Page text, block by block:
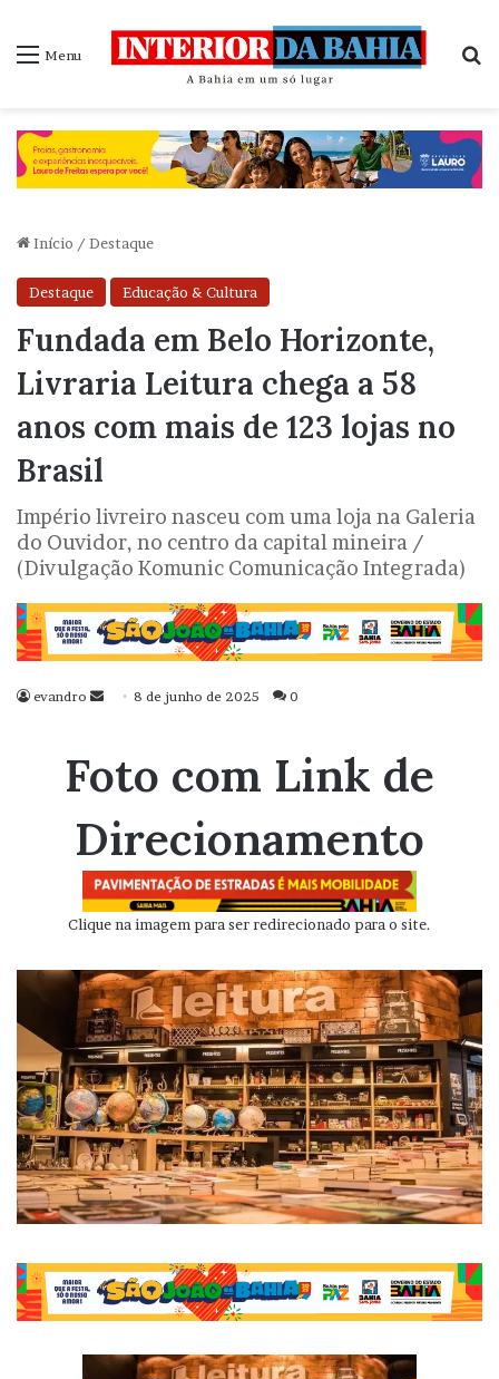
Menu
Início / Destaque
Destaque Educação & Cultura
Fundada em Belo Horizonte,
Livraria Leitura chega a 58
anos com mais de 123 lojas no
Brasil
Império livreiro nasceu com uma loja na Galeria
do Ouvidor, no centro da capital mineira /
(Divulgação Komunic Comunicação Integrada)
evandro
Mande
mail
8 de junho de 2025 0
Foto com Link de
Direcionamento
Clique na imagem para ser redirecionado para o site.